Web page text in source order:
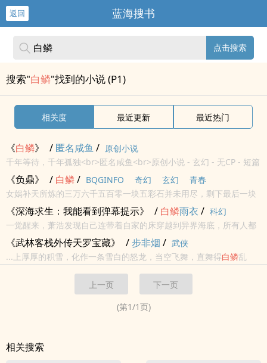
返回 蓝海搜书
点击搜索
搜索"白鳞"找到的小说 (P1)
相关度 最近更新 最近热门
《白鳞》 / 匿名咸鱼 / 原创小说
千年等待，千年孤独<br>匿名咸鱼<br>原创小说 - 玄幻 - 无CP - 短篇
<br>完结 - 第一人称 - BE - 清水<br>
《负鼎》 / 白鳞/ BQGINFO 奇幻 玄幻
青春
女娲补天所炼的三万六千五百零一块五彩石并未用尽，剩下最后一块
被遗于汤谷，而后被一铸器师- “子君”炼制成为五行鼎。子君死后，五
行鼎便遗落于世俗之中。而相传凡持鼎者，便可持天下。 如...
《深海求生：我能看到弹幕提示》 / 白鳞雨衣 / 科幻
一觉醒来，萧浩发现自己连带着自家的床穿越到异界海底，所有人都
一样，参与深海求生游戏，拥有一间珊贝房，海水被某种奇特的魔力
隔绝在屋外。 在黑暗的海底世界，充满了无数惊喜与危机。 在艰...
《武林客栈外传天罗宝藏》 / 步非烟 / 武侠
...上厚厚的积雪，化作一条雪白的怒龙，当空飞舞，直舞得白鳞乱
落，在阳光下绽开万点彩晕，如散满天花雨。雪峰陡峭如刃，直插苍
穹，宛如千万年未曾有人类踏足一般。空中飞舞的雪花，也就显得格
上一页
下一页
(第1/1页)
相关搜索